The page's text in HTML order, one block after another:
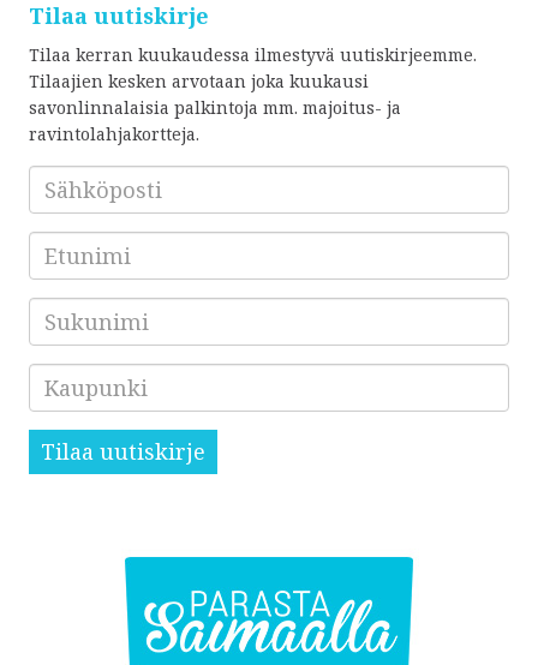
Tilaa uutiskirje
Tilaa kerran kuukaudessa ilmestyvä uutiskirjeemme.
Tilaajien kesken arvotaan joka kuukausi
savonlinnalaisia palkintoja mm. majoitus- ja
ravintolahjakortteja.
Sähköposti
Etunimi
Sukunimi
Kaupunki
Tilaa uutiskirje